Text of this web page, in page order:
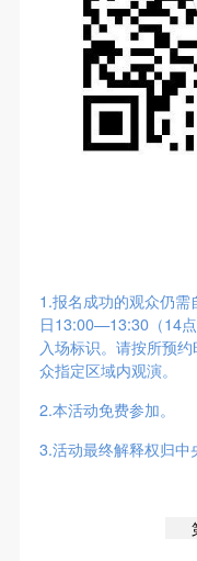
1.报名成功的观众仍
日13:00—13:30（14
入场标识。请按所预
众指定区域内观演。
2.本活动免费参加。
3.活动最终解释权归中